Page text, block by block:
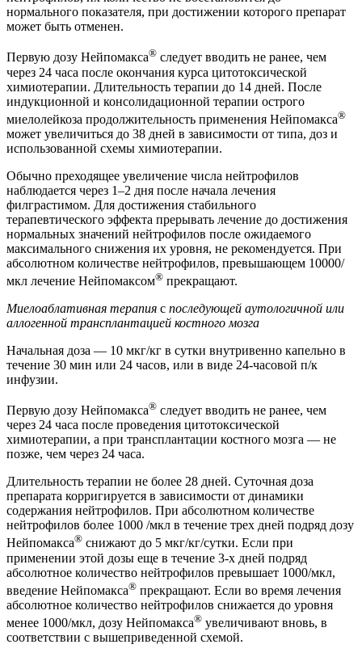
нормального показателя, при достижении которого препарат
может быть отменен.
Первую дозу Нейпомакса® следует вводить не ранее, чем
через 24 часа после окончания курса цитотоксической
химиотерапии. Длительность терапии до 14 дней. После
индукционной и консолидационной терапии острого
миелолейкоза продолжительность применения Нейпомакса®
может увеличиться до 38 дней в зависимости от типа, доз и
использованной схемы химиотерапии.
Обычно преходящее увеличение числа нейтрофилов
наблюдается через 1–2 дня после начала лечения
филграстимом. Для достижения стабильного
терапевтического эффекта прерывать лечение до достижения
нормальных значений нейтрофилов после ожидаемого
максимального снижения их уровня, не рекомендуется. При
абсолютном количестве нейтрофилов, превышающем 10000/
мкл лечение Нейпомаксом® прекращают.
Миелоаблативная терапия с последующей аутологичной или
аллогенной трансплантацией костного мозга
Начальная доза — 10 мкг/кг в сутки внутривенно капельно в
течение 30 мин или 24 часов, или в виде 24-часовой п/к
инфузии.
Первую дозу Нейпомакса® следует вводить не ранее, чем
через 24 часа после проведения цитотоксической
химиотерапии, а при трансплантации костного мозга — не
позже, чем через 24 часа.
Длительность терапии не более 28 дней. Суточная доза
препарата корригируется в зависимости от динамики
содержания нейтрофилов. При абсолютном количестве
нейтрофилов более 1000 /мкл в течение трех дней подряд дозу
Нейпомакса® снижают до 5 мкг/кг/сутки. Если при
применении этой дозы еще в течение 3-х дней подряд
абсолютное количество нейтрофилов превышает 1000/мкл,
введение Нейпомакса® прекращают. Если во время лечения
абсолютное количество нейтрофилов снижается до уровня
менее 1000/мкл, дозу Нейпомакса® увеличивают вновь, в
соответствии с вышеприведенной схемой.